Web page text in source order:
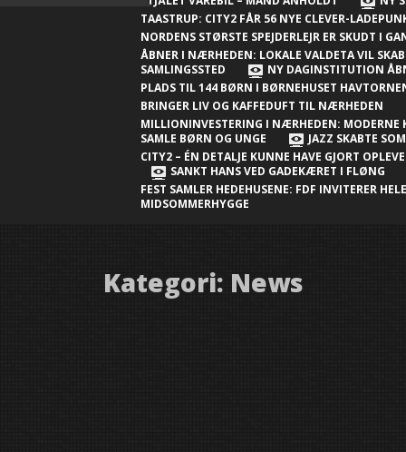
Ny millioninvestering i Nærheden:
Moderne klubhus skal samle børn og
unge
Jazz skabte sommerstemning i City2 –
én detalje kunne have gjort
oplevelsen endnu bedre
Sankt Hans ved gadekæret i Fløng
midsommerhygge
TAASTRUP: CITY2 FÅR 56 NYE CLEVER-
NORDENS STØRSTE SPEJDERLEJR ER SKUDT I
ÅBNER I NÆRHEDEN: LOKALE VALDETA VIL
SAMLINGSSTED
NY DAGINSTITUTION
PLADS TIL 144 BØRN I BØRNEHUSET
BRINGER LIV OG KAFFEDUFT TIL NÆRHEDEN
MILLIONINVESTERING I NÆRHEDEN: MODERNE
SAMLE BØRN OG UNGE
JAZZ SKABTE
CITY2 – ÉN DETALJE KUNNE HAVE GJORT
SANKT HANS VED GADEKÆRET I FLØNG
FEST SAMLER HEDEHUSENE: FDF INVITERER
MIDSOMMERHYGGE
Kategori: News